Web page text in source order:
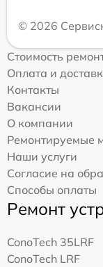
© 2026
Стоимость
Оплата и
Контакты
Вакансии
О компании
Ремонтируемые
Наши услуги
Согласие на
Способы оплаты
Ремонт
ConoTech 35LRF
ConoTech LRF